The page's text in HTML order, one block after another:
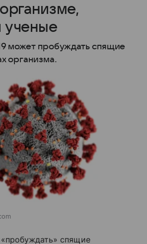
ученые
может пробуждать спящие
организма.
спящие